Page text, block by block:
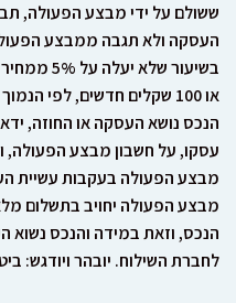
ששולם על ידי מבצע הפעולה,
העסקה ולא תגבה ממבצע
בשיעור
או 100 שקלים חדשים, לפי
הנכס נושא העסקה או החוזה,
עסקו, על חשבון מבצע הפעולה,
מבצע הפעולה בעקבות עשיית
מבצע הפעולה יחויב בתשלום
הנכס, וזאת במידה והנכס
לחברת השילוח. יובהר ויודגש: